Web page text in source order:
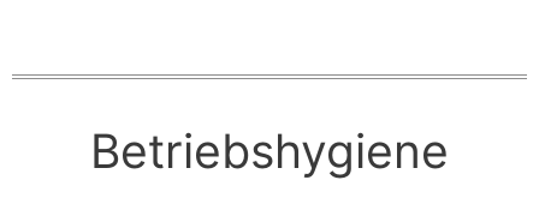
Betriebshygiene